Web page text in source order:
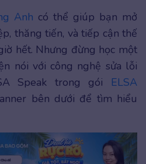
Anh có thể giúp bạn mở
thăng tiến, và tiếp cận thế
hết. Nhưng đừng học một
nói với công nghệ sửa lỗi
Speak trong gói ELSA
bên dưới để tìm hiểu